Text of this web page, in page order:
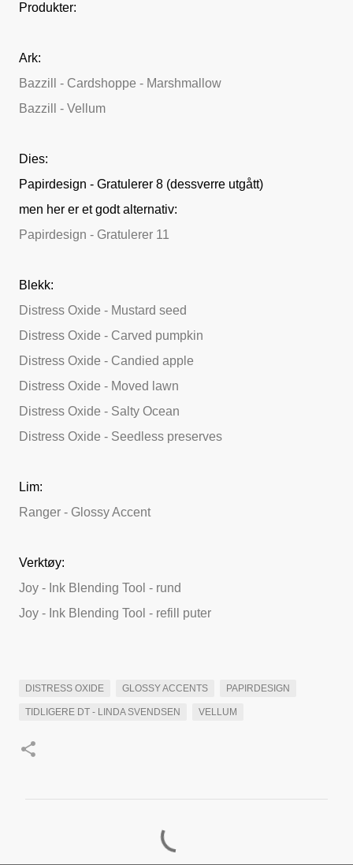
Produkter:
Ark:
Bazzill - Cardshoppe - Marshmallow
Bazzill - Vellum
Dies:
Papirdesign - Gratulerer 8 (dessverre utgått)
men her er et godt alternativ:
Papirdesign - Gratulerer 11
Blekk:
Distress Oxide - Mustard seed
Distress Oxide - Carved pumpkin
Distress Oxide - Candied apple
Distress Oxide - Moved lawn
Distress Oxide - Salty Ocean
Distress Oxide - Seedless preserves
Lim:
Ranger - Glossy Accent
Verktøy:
Joy - Ink Blending Tool - rund
Joy - Ink Blending Tool - refill puter
DISTRESS OXIDE GLOSSY ACCENTS PAPIRDESIGN
TIDLIGERE DT - LINDA SVENDSEN VELLUM